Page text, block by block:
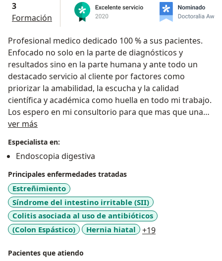
3
Formación
Profesional medico dedicado 100 % a sus pacientes.
Enfocado no solo en la parte de diagnósticos y
resultados sino en la parte humana y ante todo un
destacado servicio al cliente por factores como
priorizar la amabilidad, la escucha y la calidad
científica y académica como huella en todo mi trabajo.
Los espero en mi consultorio para que mas que una
consulta tengamos una conversación amena y
pacientes.
ver más
Especialista en:
Endoscopia digestiva
Principales enfermedades tratadas
Estreñimiento
Síndrome del intestino irritable (SII)
Colitis asociada al uso de antibióticos
(Colon Espástico)
Hernia hiatal +19
Pacientes que atiendo